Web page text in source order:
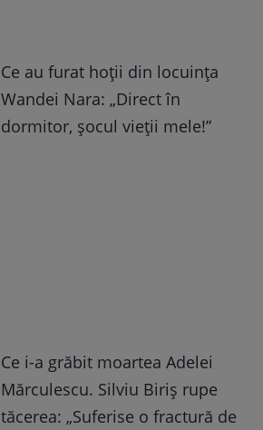
Ce au furat hoții din locuința
Wandei Nara: „Direct în
dormitor, șocul vieții mele!”
Ce i-a grăbit moartea Adelei
Mărculescu. Silviu Biriș rupe
tăcerea: „Suferise o fractură de